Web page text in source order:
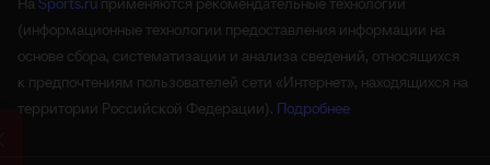
(информационные технологии предоставления информации на
основе сбора, систематизации и анализа сведений, относящихся
к предпочтениям пользователей сети «Интернет», находящихся на
территории Российской Федерации). Подробнее